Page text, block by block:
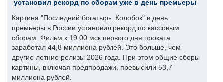
установил рекорд по сборам уже в день премьеры
Картина "Последний богатырь. Колобок" в день
премьеры в России установил рекорд по кассовым
сборам. Фильм к 19.00 мск первого дня проката
заработал 44,8 миллиона рублей. Это больше, чем
другие летние релизы 2026 года. При этом общие сборы
картины, включая предпродажи, превысили 53,7
миллиона рублей.